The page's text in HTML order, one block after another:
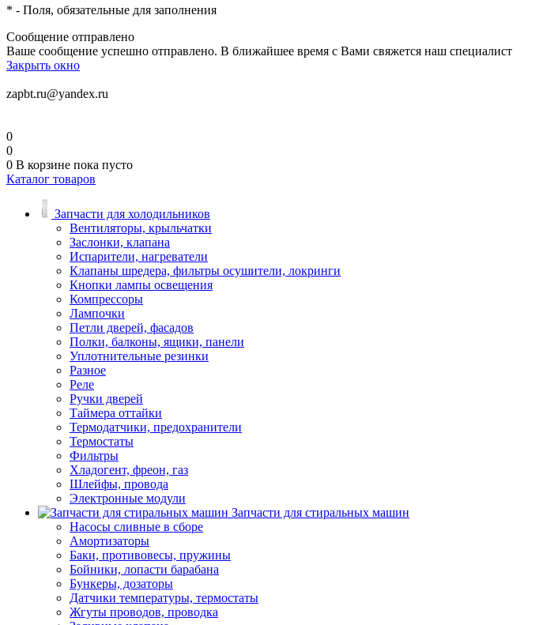
* - Поля, обязательные для заполнения
Сообщение отправлено
Ваше сообщение успешно отправлено. В ближайшее время с Вами свяжется наш специалист
Закрыть окно
zapbt.ru@yandex.ru
0
0
0 В корзине пока пусто
Каталог товаров
Запчасти для холодильников
Вентиляторы, крыльчатки
Заслонки, клапана
Испарители, нагреватели
Клапаны шредера, фильтры осушители, локринги
Кнопки лампы освещения
Компрессоры
Лампочки
Петли дверей, фасадов
Полки, балконы, ящики, панели
Уплотнительные резинки
Разное
Реле
Ручки дверей
Таймера оттайки
Термодатчики, предохранители
Термостаты
Фильтры
Хладогент, фреон, газ
Шлейфы, провода
Электронные модули
Запчасти для стиральных машин
Насосы сливные в сборе
Амортизаторы
Баки, противовесы, пружины
Бойники, лопасти барабана
Бункеры, дозаторы
Датчики температуры, термостаты
Жгуты проводов, проводка